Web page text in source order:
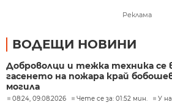
Реклама
ВОДЕЩИ НОВИНИ
Доброволци и тежка техника се
гасенето на пожара край
могила
08:24, 09.08.2026 Чете се за: 01:52 мин. У